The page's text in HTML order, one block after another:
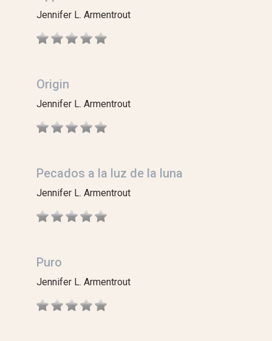
Jennifer L. Armentrout
Origin
Jennifer L. Armentrout
Pecados a la luz de la luna
Jennifer L. Armentrout
Puro
Jennifer L. Armentrout